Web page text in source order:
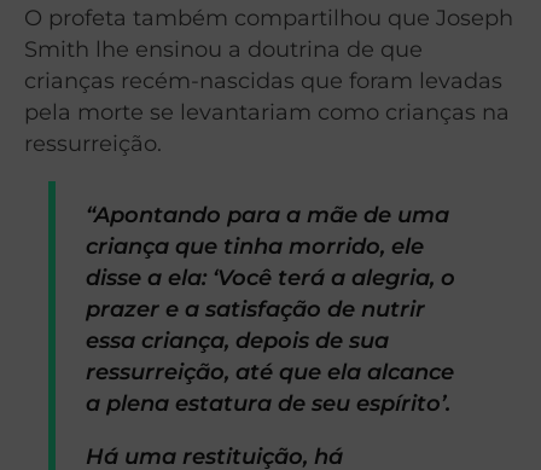
O profeta também compartilhou que Joseph
Smith lhe ensinou a doutrina de que
crianças recém-nascidas que foram levadas
pela morte se levantariam como crianças na
ressurreição.
“Apontando para a mãe de uma
criança que tinha morrido, ele
disse a ela: ‘Você terá a alegria, o
prazer e a satisfação de nutrir
essa criança, depois de sua
ressurreição, até que ela alcance
a plena estatura de seu espírito’.
Há uma restituição, há